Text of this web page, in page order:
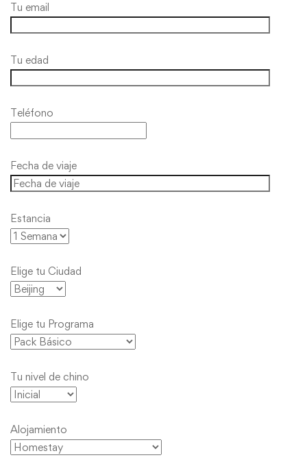
Tu email
Tu edad
Teléfono
Fecha de viaje
Estancia
Elige tu Ciudad
Elige tu Programa
Tu nivel de chino
Alojamiento